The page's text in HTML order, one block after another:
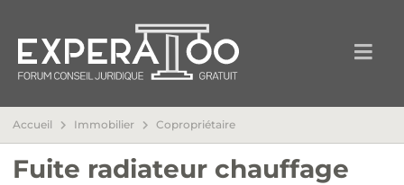
Accueil Immobilier Copropriétaire
Fuite radiateur chauffage